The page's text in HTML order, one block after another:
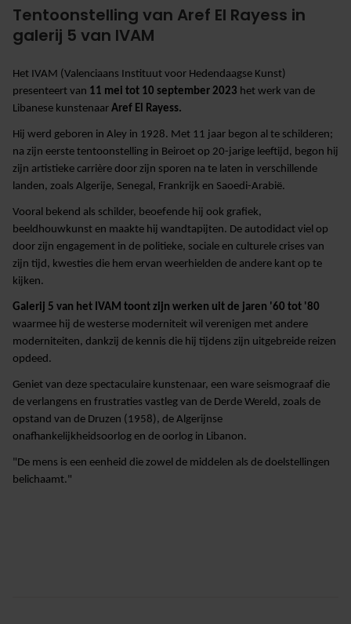
Tentoonstelling van Aref El Rayess in
galerij 5 van IVAM
Het IVAM (Valenciaans Instituut voor Hedendaagse Kunst)
presenteert van 11 mei tot 10 september 2023 het werk van de
Libanese kunstenaar Aref El Rayess.
Hij werd geboren in Aley in 1928. Met 11 jaar begon al te schilderen;
na zijn eerste tentoonstelling in Beiroet op 20-jarige leeftijd, begon hij
zijn artistieke carrière door zijn sporen na te laten in verschillende
landen, zoals Algerije, Senegal, Frankrijk en Saoedi-Arabië.
Vooral bekend als schilder, beoefende hij ook grafiek,
beeldhouwkunst en maakte hij wandtapijten. De autodidact viel op
door zijn engagement in de politieke, sociale en culturele crises van
zijn tijd, kwesties die hem ervan weerhielden de andere kant op te
kijken.
Galerij 5 van het IVAM toont zijn werken uit de jaren '60 tot '80
waarmee hij de westerse moderniteit wil verenigen met andere
moderniteiten, dankzij de kennis die hij tijdens zijn uitgebreide reizen
opdeed.
Geniet van deze spectaculaire kunstenaar, een ware seismograaf die
de verlangens en frustraties vastleg van de Derde Wereld, zoals de
opstand van de Druzen (1958), de Algerijnse
onafhankelijkheidsoorlog en de oorlog in Libanon.
"De mens is een eenheid die zowel de middelen als de doelstellingen
belichaamt."